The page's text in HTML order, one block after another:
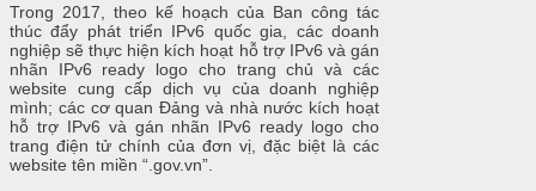
Trong 2017, theo kế hoạch của Ban công tác
thúc đẩy phát triển IPv6 quốc gia, các doanh
nghiệp sẽ thực hiện kích hoạt hỗ trợ IPv6 và gán
nhãn IPv6 ready logo cho trang chủ và các
website cung cấp dịch vụ của doanh nghiệp
mình; các cơ quan Đảng và nhà nước kích hoạt
hỗ trợ IPv6 và gán nhãn IPv6 ready logo cho
trang điện tử chính của đơn vị, đặc biệt là các
website tên miền “.gov.vn”.